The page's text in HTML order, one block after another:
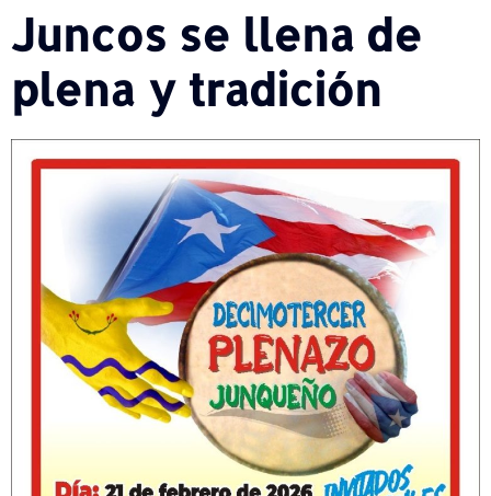
Juncos se llena de
plena y tradición